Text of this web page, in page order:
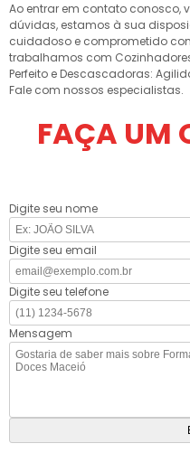
Ao entrar em contato conosco,
dúvidas, estamos à sua
cuidadoso e comprometido
trabalhamos com
Perfeito e Descascadoras:
Fale com nossos especialistas.
FAÇA UM
Digite seu nome
Digite seu email
Digite seu telefone
Mensagem